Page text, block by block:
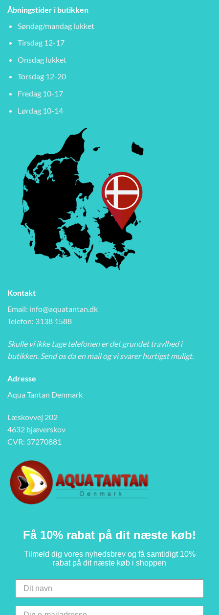
Åbningstider i butikken
Søndag/mandag lukket
Tirsdag 12-17
Onsdag lukket
Torsdag 12-20
Fredag 10-17
Lørdag 10-14
Kontakt
Email: info@aquatantan.dk
Telefon: 3138 1588
Skulle vi ikke tage telefonen er det grundet travlhed i
butikken. Send os da en mail og vi svarer hurtigst muligt.
Adresse
Aqua Tantan Denmark
Læskovvej 202
4632 bjæverskov
CVR: 37270881
Få 10% rabat på dit næste køb!
Tilmeld dig vores nyhedsbrev og få samtidigt 10%
rabat på dit næste køb i shoppen